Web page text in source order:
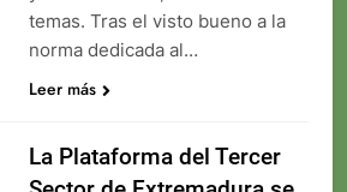
temas. Tras el visto bueno a la
norma dedicada al…
Leer más
La Plataforma del Tercer